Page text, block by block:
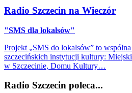
Radio Szczecin na Wieczór
"SMS dla lokalsów"
Projekt „SMS do lokalsów” to
szczecińskich instytucji kultury:
w Szczecinie, Domu Kultury…
Radio Szczecin poleca...